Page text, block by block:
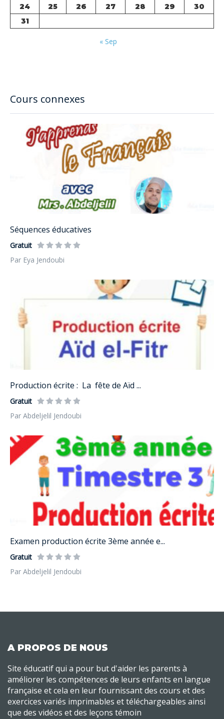
Cours connexes
Séquences éducatives
Gratuit
Par Eya Jendoubi
Production écrite : La fête de Aïd ...
Gratuit
Par Abdeljelil Jendoubi
Examen production écrite 3ème année e...
Gratuit
Par Abdeljelil Jendoubi
24
25 26 27 28 29
30
31
« Sep
A PROPOS DE NOUS
Site éducatif qui a pour but d'aider les parents à
améliorer les compétences de leurs enfants en langue
française et cela en leur fournissant des cours et des
exercices variés imprimables et téléchargeables ainsi
que des vidéos et des leçons témoin